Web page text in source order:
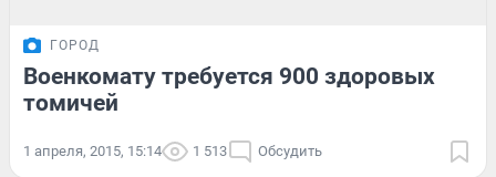
ГОРОД
Военкомату требуется 900 здоровых
томичей
1 апреля, 2015, 15:14 1 513 Обсудить